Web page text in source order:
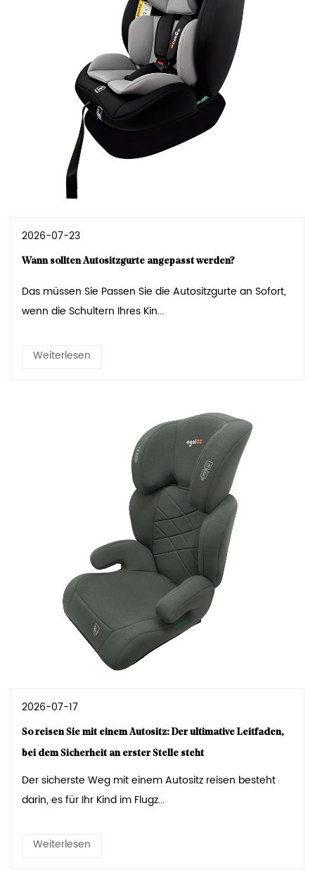
2026-07-23
Wann sollten Autositzgurte angepasst werden?
Das müssen Sie Passen Sie die Autositzgurte an Sofort,
wenn die Schultern Ihres Kin...
Weiterlesen
2026-07-17
So reisen Sie mit einem Autositz: Der ultimative Leitfaden,
bei dem Sicherheit an erster Stelle steht
Der sicherste Weg mit einem Autositz reisen besteht
darin, es für Ihr Kind im Flugz...
Weiterlesen